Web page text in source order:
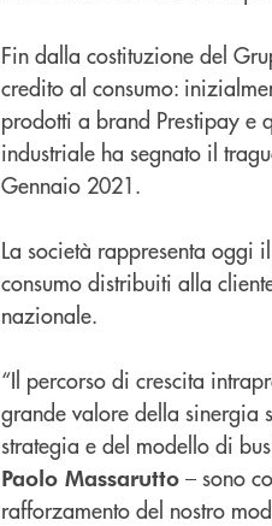
Fin dalla costituzione del
credito al consumo:
prodotti a brand Prestipay e
industriale ha segnato il
Gennaio 2021.
La società rappresenta
consumo distribuiti alla
nazionale.
“Il percorso di crescita
grande valore della sinergia
strategia e del modello di
Paolo Massarutto – sono
rafforzamento del nostro